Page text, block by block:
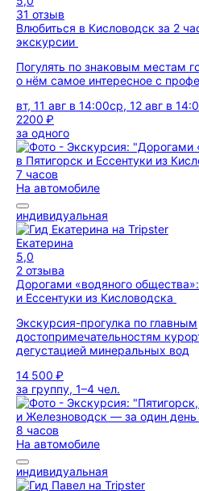
31 отзыв
Влюбиться в Кисловодск за 2
экскурсии
Погулять по знаковым местам
о нём самое интересное с
вт, 11 авг в 14:00ср, 12 авг в
2200 ₽
за одного
7 часов
На автомобиле
индивидуальная
Екатерина
5,0
2 отзыва
Дорогами «водяного
и Ессентуки из Кисловодска
Экскурсия-прогулка по главным
достопримечательностям
дегустацией минеральных вод
14 500 ₽
за группу, 1–4 чел.
8 часов
На автомобиле
индивидуальная